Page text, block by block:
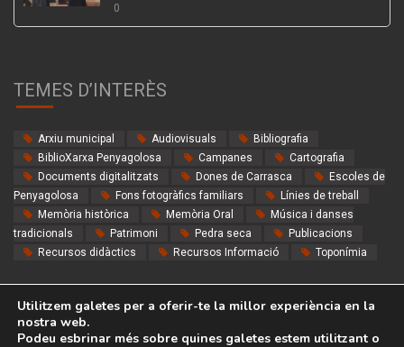
0
TEMES D’INTERÈS
Arxiu municipal Audiovisuals
Bibliografia
BiblioXarxa Penyagolosa
Campanes
Cartografia
Documents digitalitzats
Dones de Carrasca
Escoles de
Penyagolosa
Fons fotogràfics familiars
Línies de treball
Memòria històrica
Memòria Oral
Música i danses
tradicionals
Patrimoni Pedra seca
Publicacions
Recursos didàctics
Recursos Informació Toponímia
Utilitzem galetes per a oferir-te la millor experiència en la
nostra web.
Podeu esbrinar més sobre quines galetes estem utilitzant o